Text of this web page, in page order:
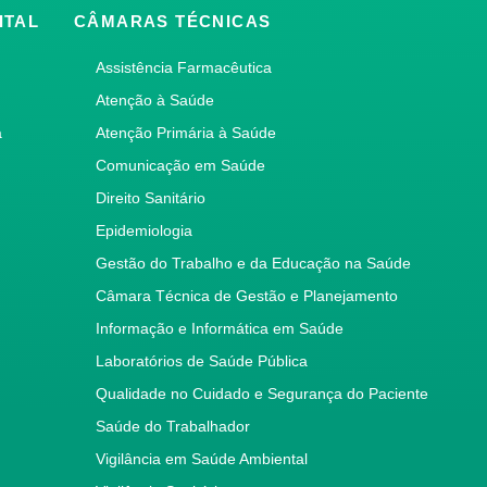
CÂMARAS TÉCNICAS
Assistência Farmacêutica
Atenção à Saúde
Atenção Primária à Saúde
Comunicação em Saúde
Direito Sanitário
Epidemiologia
Gestão do Trabalho e da Educação na Saúde
Câmara Técnica de Gestão e Planejamento
Informação e Informática em Saúde
Laboratórios de Saúde Pública
Qualidade no Cuidado e Segurança do Paciente
Saúde do Trabalhador
Vigilância em Saúde Ambiental